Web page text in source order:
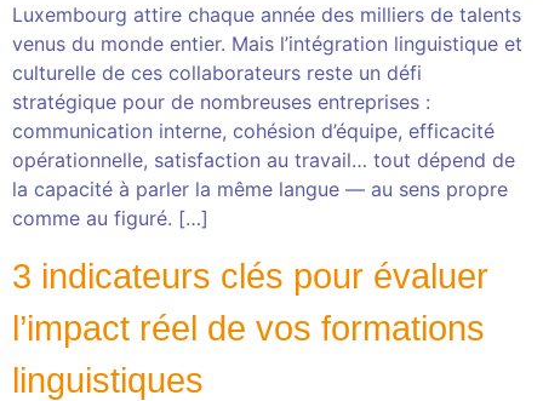
Luxembourg attire chaque année des milliers de talents
venus du monde entier. Mais l’intégration linguistique et
culturelle de ces collaborateurs reste un défi
stratégique pour de nombreuses entreprises :
communication interne, cohésion d’équipe, efficacité
opérationnelle, satisfaction au travail… tout dépend de
la capacité à parler la même langue — au sens propre
comme au figuré. […]
3 indicateurs clés pour évaluer
l’impact réel de vos formations
linguistiques